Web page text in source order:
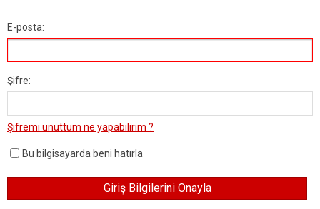
E-posta:
Şifre:
Şifremi unuttum ne yapabilirim ?
Bu bilgisayarda beni hatırla